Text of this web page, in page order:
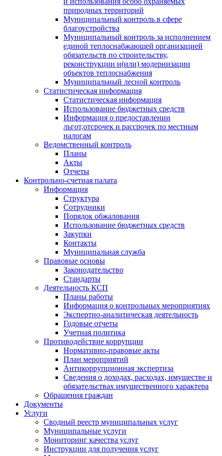
природных территорий
Муниципальный контроль в сфере
благоустройства
Муниципальный контроль за исполнением
единой теплоснабжающей организацией
обязательств по строительству,
реконструкции и(или) модернизации
объектов теплоснабжения
Муниципальный лесной контроль
Статистическая информация
Статистическая информация
Использование бюджетных средств
Информация о предоставлении
льгот,отсрочек и рассрочек по местным
налогам
Ведомственный контроль
Планы
Акты
Отчеты
Контрольно-счетная палата
Информация
Структура
Сотрудники
Порядок обжалования
Использование бюджетных средств
Закупки
Контакты
Муниципальная служба
Правовые основы
Законодательство
Стандарты
Деятельность КСП
Планы работы
Информация о контрольных мероприятиях
Экспертно-аналитическая деятельность
Годовые отчеты
Учетная политика
Противодействие коррупции
Нормативно-правовые акты
План мероприятий
Антикоррупционная экспертиза
Сведения о доходах, расходах, имуществе и
обязательствах имущественного характера
Обращения граждан
Документы
Услуги
Сводный реестр муниципальных услуг
Муниципальные услуги
Мониторинг качества услуг
Инструкции для получения услуг